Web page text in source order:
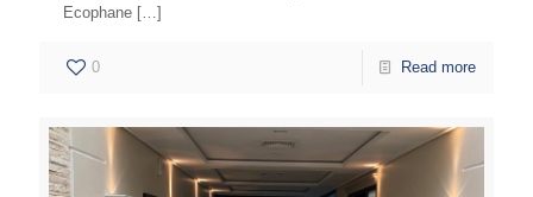
Ecophane […]
0 Read more